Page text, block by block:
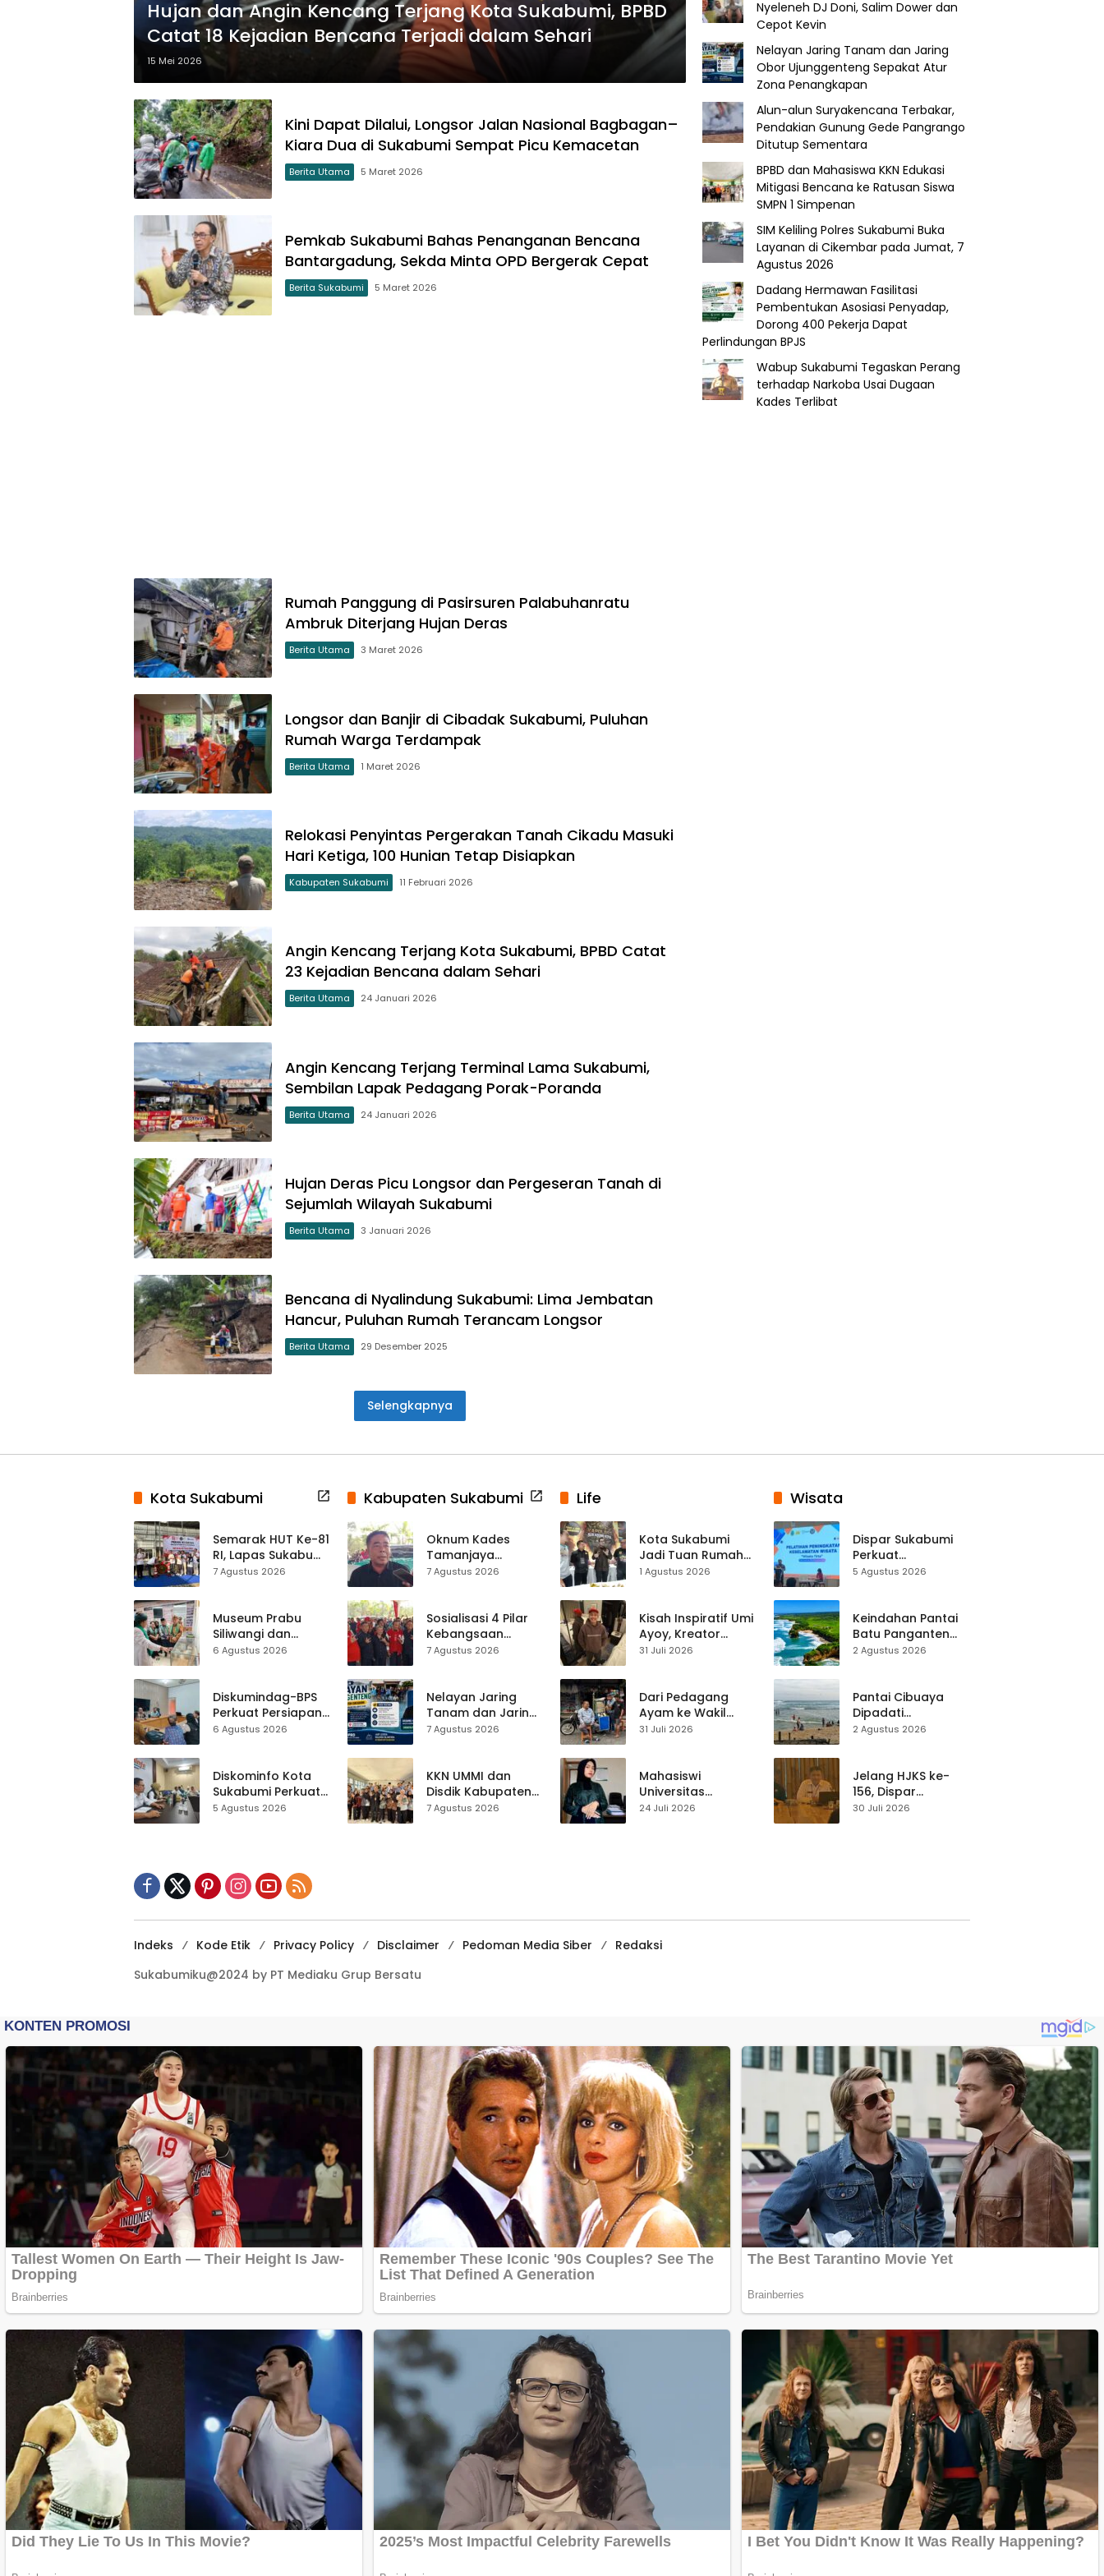
Hujan dan Angin Kencang Terjang Kota Sukabumi, BPBD
Catat 18 Kejadian Bencana Terjadi dalam Sehari
15 Mei 2026
Kini Dapat Dilalui, Longsor Jalan Nasional Bagbagan–
Kiara Dua di Sukabumi Sempat Picu Kemacetan
Berita Utama 5 Maret 2026
Pemkab Sukabumi Bahas Penanganan Bencana
Bantargadung, Sekda Minta OPD Bergerak Cepat
Berita Sukabumi 5 Maret 2026
Rumah Panggung di Pasirsuren Palabuhanratu
Ambruk Diterjang Hujan Deras
Berita Utama 3 Maret 2026
Longsor dan Banjir di Cibadak Sukabumi, Puluhan
Rumah Warga Terdampak
Berita Utama 1 Maret 2026
Relokasi Penyintas Pergerakan Tanah Cikadu Masuki
Hari Ketiga, 100 Hunian Tetap Disiapkan
Kabupaten Sukabumi 11 Februari 2026
Angin Kencang Terjang Kota Sukabumi, BPBD Catat
23 Kejadian Bencana dalam Sehari
Berita Utama 24 Januari 2026
Angin Kencang Terjang Terminal Lama Sukabumi,
Sembilan Lapak Pedagang Porak-Poranda
Berita Utama 24 Januari 2026
Hujan Deras Picu Longsor dan Pergeseran Tanah di
Sejumlah Wilayah Sukabumi
Berita Utama 3 Januari 2026
Bencana di Nyalindung Sukabumi: Lima Jembatan
Hancur, Puluhan Rumah Terancam Longsor
Berita Utama 29 Desember 2025
Selengkapnya
Nyeleneh DJ Doni, Salim Dower dan
Cepot Kevin
Nelayan Jaring Tanam dan Jaring
Obor Ujunggenteng Sepakat Atur
Zona Penangkapan
Alun-alun Suryakencana Terbakar,
Pendakian Gunung Gede Pangrango
Ditutup Sementara
BPBD dan Mahasiswa KKN Edukasi
Mitigasi Bencana ke Ratusan Siswa
SMPN 1 Simpenan
SIM Keliling Polres Sukabumi Buka
Layanan di Cikembar pada Jumat, 7
Agustus 2026
Dadang Hermawan Fasilitasi
Pembentukan Asosiasi Penyadap,
Dorong 400 Pekerja Dapat
Perlindungan BPJS
Wabup Sukabumi Tegaskan Perang
terhadap Narkoba Usai Dugaan
Kades Terlibat
Kota Sukabumi
Semarak HUT Ke-81
RI, Lapas Sukabumi
Resmi Gelar Pekan
7 Agustus 2026
Museum Prabu
Siliwangi dan
Museum Keramik
Hampir 500 Koleksi
Dipisahkan
6 Agustus 2026
Diskumindag-BPS
Perkuat Persiapan
Sensus Ekonomi,
Terbuka Beri Data
6 Agustus 2026
Diskominfo Kota
Sukabumi Perkuat
Satu Data
Dikebut
5 Agustus 2026
Kabupaten Sukabumi
Oknum Kades
Tamanjaya
Terjerat Kasus
Seleksi Calon
Kades Diperketat
7 Agustus 2026
Sosialisasi 4 Pilar
Kebangsaan
Digelar di
Tekankan
Pentingnya
Persatuan
7 Agustus 2026
Nelayan Jaring
Tanam dan Jaring
Obor
Penangkapan
7 Agustus 2026
KKN UMMI dan
Disdik Kabupaten
Sukabumi Perkuat
7 Agustus 2026
Life
Kota Sukabumi
Jadi Tuan Rumah
Kontes Batu Akik
1 Agustus 2026
Kisah Inspiratif Umi
Ayoy, Kreator
TikTok Asal
Live Streaming
31 Juli 2026
Dari Pedagang
Ayam ke Wakil
Ketua DPRD, H.
Pasar Cisaat
31 Juli 2026
Mahasiswi
Universitas
Muhammadiyah
24 Juli 2026
Wisata
Dispar Sukabumi
Perkuat
Keselamatan
Mitigasi hingga
Teknik Evakuasi
5 Agustus 2026
Keindahan Pantai
Batu Panganten
Mulai Dilirik
2 Agustus 2026
Pantai Cibuaya
Dipadati
Wisatawan,
Waspada
2 Agustus 2026
Jelang HJKS ke-
156, Dispar
Kabupaten
30 Juli 2026
Indeks Kode Etik Privacy Policy Disclaimer Pedoman Media Siber
Redaksi
Sukabumiku@2024 by PT Mediaku Grup Bersatu